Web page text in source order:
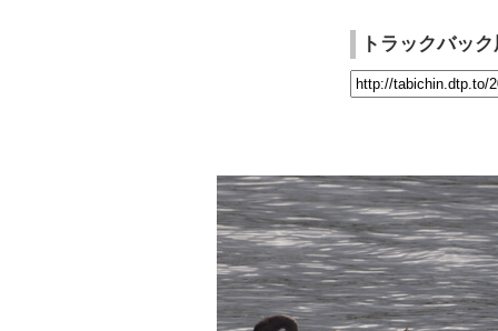
トラックバッ